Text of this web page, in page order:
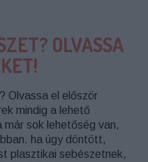
OLVASSA
Olvassa el először
mindig a lehető
már sok lehetőség van,
ha úgy döntött,
plasztikai sebészetnek,